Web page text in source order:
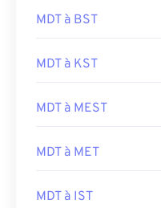
MDT à BST
MDT à KST
MDT à MEST
MDT à MET
MDT à IST